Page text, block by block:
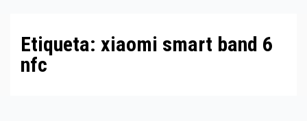
Etiqueta: xiaomi smart band 6
nfc